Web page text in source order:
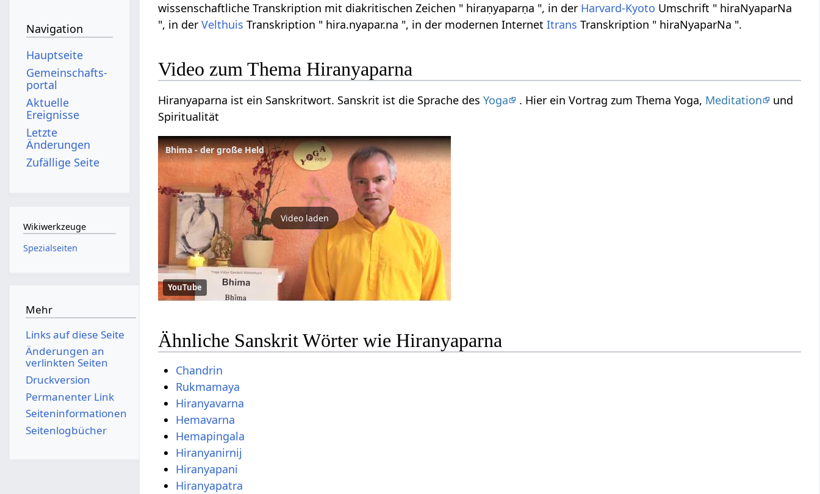
wissenschaftliche Transkription mit diakritischen Zeichen " hiraṇyaparṇa ", in der Harvard-Kyoto Umschrift " hiraNyaparNa
", in derVelthuis Transkription " hira.nyapar.na ", in der modernen InternetItrans Transkription " hiraNyaparNa ".
Video zum Thema Hiranyaparna
Hiranyaparna ist ein Sanskritwort. Sanskrit ist die Sprache desYoga . Hier ein Vortrag zum Thema Yoga, Meditation
und
Spiritualität
Bhima - der große Held
Video laden
YouTube
Ähnliche Sanskrit Wörter wie Hiranyaparna
Chandrin
Rukmamaya
Hiranyavarna
Hemavarna
Hemapingala
Hiranyanirnij
Hiranyapani
Hiranyapatra
Navigation
Hauptseite
Gemeinschafts­
portal
Aktuelle
Ereignisse
Letzte
Änderungen
Zufällige Seite
Wikiwerkzeuge
Spezialseiten
Mehr
Links auf diese Seite
Änderungen an
verlinkten Seiten
Druckversion
Permanenter Link
Seiten­­informationen
Seitenlogbücher